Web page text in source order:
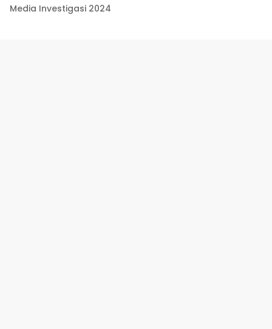
Media Investigasi 2024